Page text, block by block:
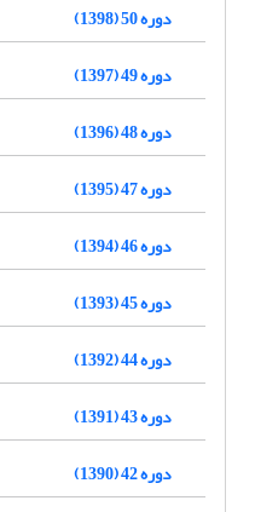
دوره 50 (1398)
دوره 49 (1397)
دوره 48 (1396)
دوره 47 (1395)
دوره 46 (1394)
دوره 45 (1393)
دوره 44 (1392)
دوره 43 (1391)
دوره 42 (1390)